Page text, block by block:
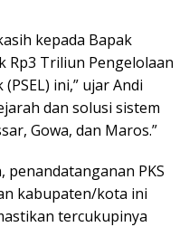
kepada Bapak
Rp3 Triliun Pengelolaan
ini,” ujar Andi
dan solusi sistem
Gowa, dan Maros.”
penandatanganan PKS
kabupaten/kota ini
tercukupinya